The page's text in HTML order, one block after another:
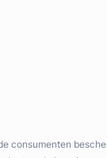
consumenten